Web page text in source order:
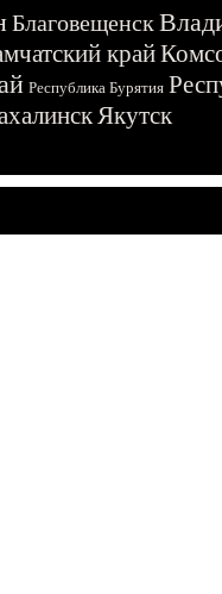
Благовещенск
край
Республика Бурятия
Якутск